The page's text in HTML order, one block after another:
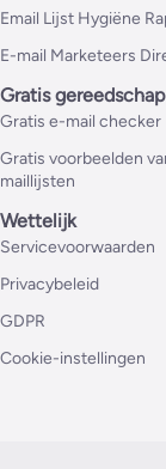
Email Lijst Hygiëne
E-mail Marketeers
Gratis gereedschap
Gratis e-mail checker
Gratis voorbeelden
maillijsten
Wettelijk
Servicevoorwaarden
Privacybeleid
GDPR
Cookie-instellingen